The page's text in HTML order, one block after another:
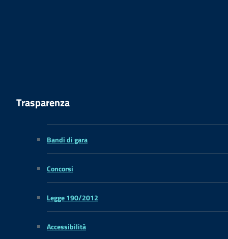
Trasparenza
Bandi di gara
Concorsi
Legge 190/2012
Accessibilità